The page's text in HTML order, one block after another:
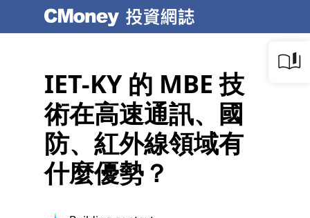
IET-KY 的 MBE 技
術在高速通訊、國
防、紅外線領域有
什麼優勢？